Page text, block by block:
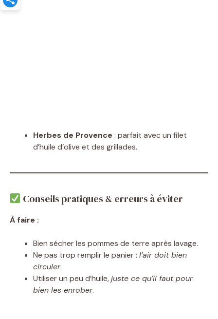
Herbes de Provence : parfait avec un filet
d’huile d’olive et des grillades.
Conseils pratiques & erreurs à éviter
À faire :
Bien sécher les pommes de terre après lavage.
Ne pas trop remplir le panier : l’air doit bien
circuler.
Utiliser un peu d’huile,juste ce qu’il faut pour
bien les enrober.